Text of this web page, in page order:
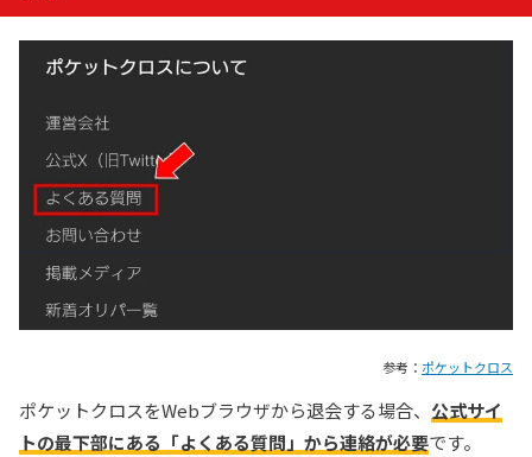
参考： ポケットクロス
ポケットクロスをWebブラウザから退会する場合、 公式サイ
トの最下部にある「よくある質問」から連絡が必要です。